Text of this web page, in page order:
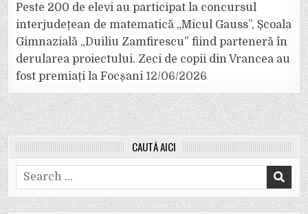
Peste 200 de elevi au participat la concursul
interjudețean de matematică „Micul Gauss”, Școala
Gimnazială „Duiliu Zamfirescu” fiind parteneră în
derularea proiectului. Zeci de copii din Vrancea au
fost premiați la Focșani 12/06/2026
CAUTĂ AICI
Search
for: